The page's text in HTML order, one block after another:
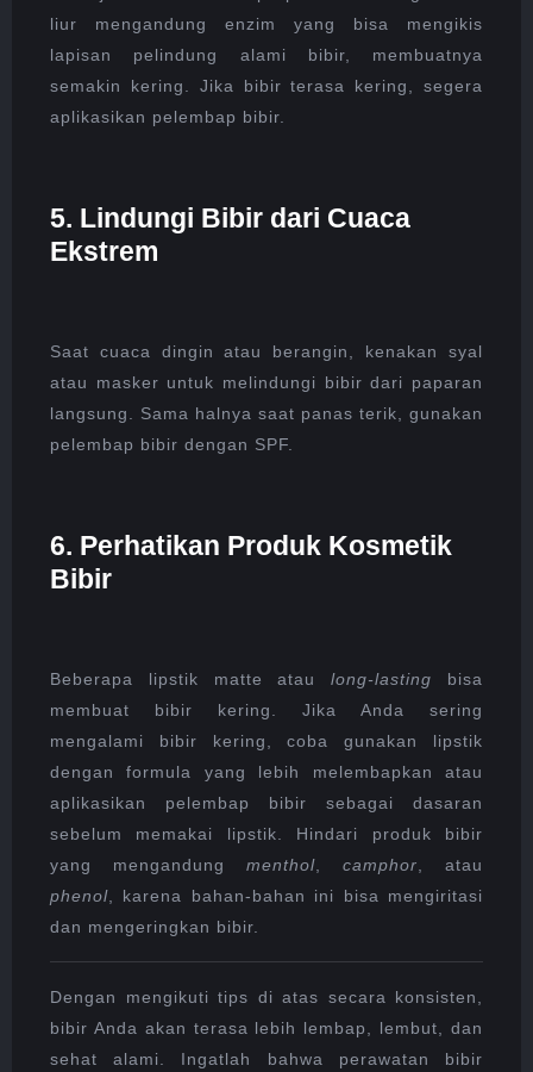
liur mengandung enzim yang bisa mengikis
lapisan pelindung alami bibir, membuatnya
semakin kering. Jika bibir terasa kering, segera
aplikasikan pelembap bibir.
5. Lindungi Bibir dari Cuaca
Ekstrem
Saat cuaca dingin atau berangin, kenakan syal
atau masker untuk melindungi bibir dari paparan
langsung. Sama halnya saat panas terik, gunakan
pelembap bibir dengan SPF.
6. Perhatikan Produk Kosmetik
Bibir
Beberapa lipstik matte ataulong-lasting bisa
membuat bibir kering. Jika Anda sering
mengalami bibir kering, coba gunakan lipstik
dengan formula yang lebih melembapkan atau
aplikasikan pelembap bibir sebagai dasaran
sebelum memakai lipstik. Hindari produk bibir
yang mengandung menthol, camphor, atau
phenol, karena bahan-bahan ini bisa mengiritasi
dan mengeringkan bibir.
Dengan mengikuti tips di atas secara konsisten,
bibir Anda akan terasa lebih lembap, lembut, dan
sehat alami. Ingatlah bahwa perawatan bibir